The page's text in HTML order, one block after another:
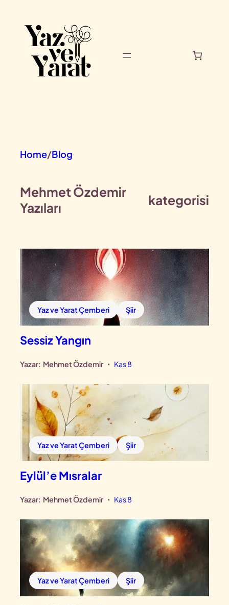
Home/Blog
Mehmet Özdemir
Yazıları
kategorisi
Yaz ve Yarat Çemberi Şiir
Sessiz Yangın
Yazar: Mehmet Özdemir • Kas 8
Yaz ve Yarat Çemberi Şiir
Eylül’e Mısralar
Yazar: Mehmet Özdemir • Kas 8
Yaz ve Yarat Çemberi Şiir